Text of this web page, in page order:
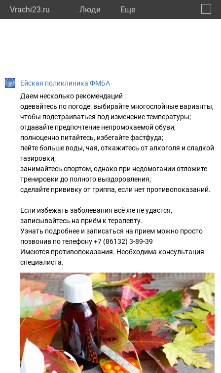
Vrachi23.ru Люди Eще
Ейская поликлиника ФМБА
Даем несколько рекомендаций :
одевайтесь по погоде: выбирайте многослойные варианты,
чтобы подстраиваться под изменение температуры;
отдавайте предпочтение непромокаемой обуви;
полноценно питайтесь, избегайте фастфуда;
пейте больше воды, чая, откажитесь от алкоголя и сладкой
газировки;
занимайтесь спортом, однако при недомогании отложите
тренировки до полного выздоровления;
сделайте прививку от гриппа, если нет противопоказаний.
Если избежать заболевания всё же не удастся,
записывайтесь на приём к терапевту.
Узнать подробнее и записаться на прием можно просто
позвонив по телефону +7 (86132) 3-89-39
Имеются противопоказания. Необходима консультация
специалиста.